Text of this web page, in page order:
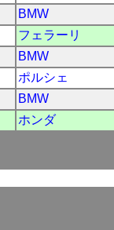
BMW
フェラーリ
BMW
ポルシェ
BMW
ホンダ